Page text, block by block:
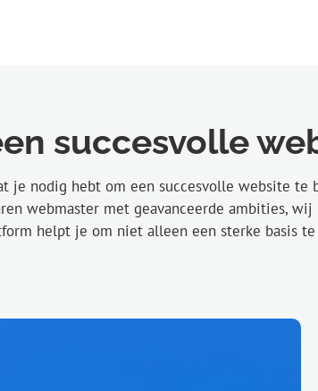
succesvolle
nodig hebt om een succesvolle website te
webmaster met geavanceerde ambities,
helpt je om niet alleen een sterke basis